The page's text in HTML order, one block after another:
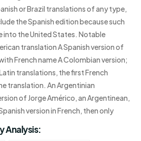
or Brazil translations of any type,
the Spanish edition because such
into the United States. Notable
translation A Spanish version of
French name A Colombian version;
translations, the first French
translation. An Argentinian
of Jorge Américo, an Argentinean,
version in French, then only
Analysis: